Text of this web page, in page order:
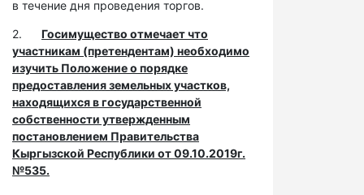
в течение дня проведения торгов.
2. Госимущество отмечает что
участникам (претендентам) необходимо
изучить Положение о порядке
предоставления земельных участков,
находящихся в государственной
собственности утвержденным
постановлением Правительства
Кыргызской Республики от 09.10.2019г.
№535.